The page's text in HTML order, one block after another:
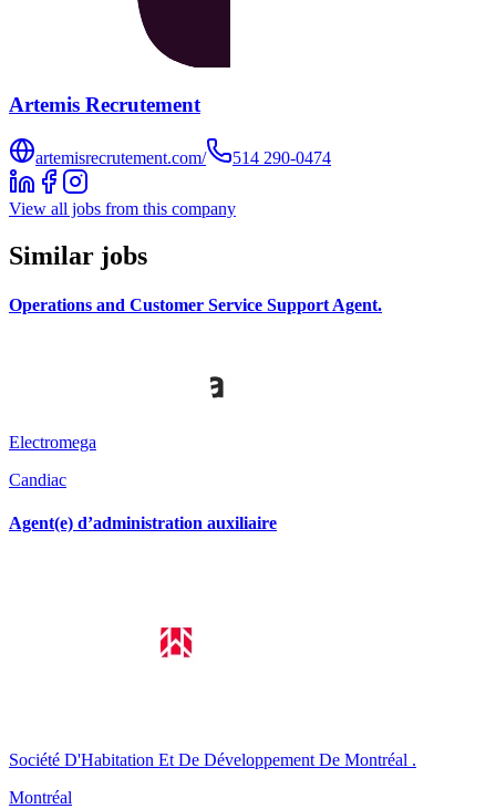
Artemis Recrutement
artemisrecrutement.com/ 514 290-0474
View all jobs from this company
Similar jobs
Operations and Customer Service Support Agent.
Electromega
Candiac
Agent(e) d’administration auxiliaire
Société D'Habitation Et De Développement De Montréal .
Montréal